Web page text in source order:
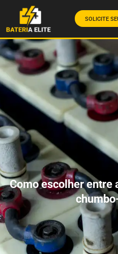
SOLICITE
Como escolher entre